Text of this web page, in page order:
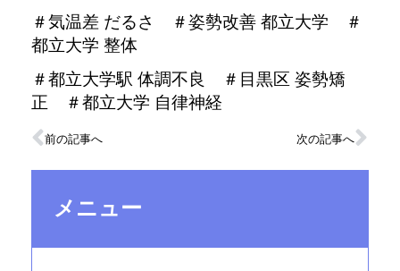
メニュー
＃気温差 だるさ ＃姿勢改善 都立大学 ＃
都立大学 整体
＃都立大学駅 体調不良 ＃ 目黒区 姿勢矯
正 ＃都立大学 自律神経
前の記事へ 次の記事へ